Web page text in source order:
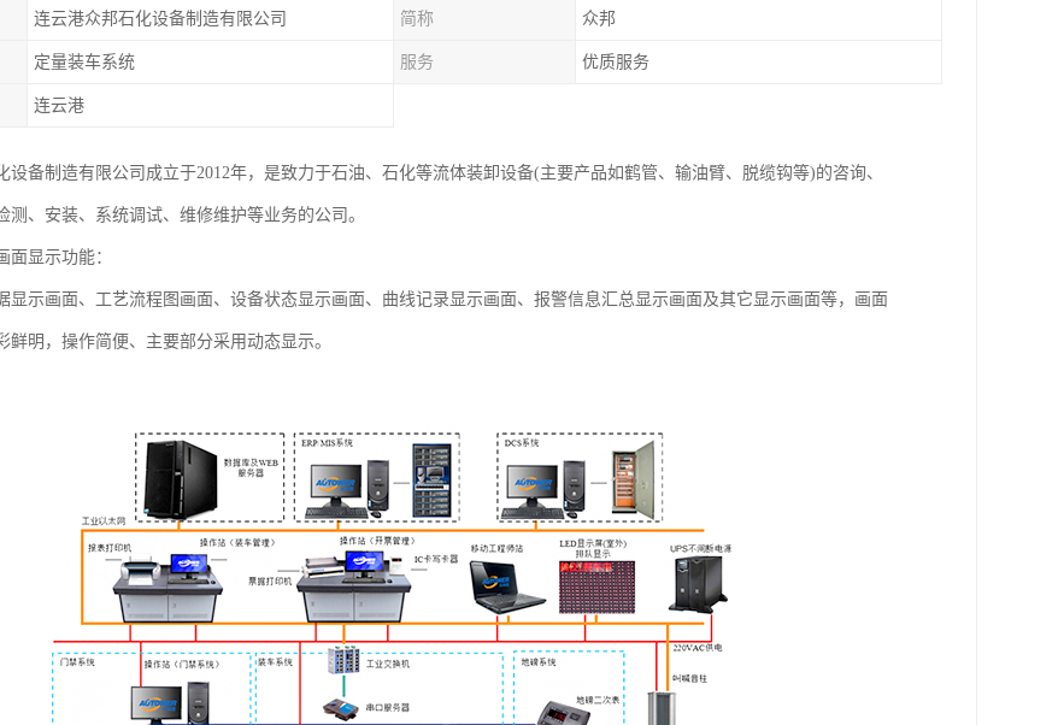
连云港众邦石化设备制造有限公司 简称 众邦
定量装车系统 服务 优质服务
连云港
设备制造有限公司成立于2012年，是致力于石油、石化等流体装卸设备(主要产品如鹤管、输油臂、脱缆钩等)的咨询、
测、安装、系统调试、维修维护等业务的公司。
面显示功能：
显示画面、工艺流程图画面、设备状态显示画面、曲线记录显示画面、报警信息汇总显示画面及其它显示画面等，画面
鲜明，操作简便、主要部分采用动态显示。